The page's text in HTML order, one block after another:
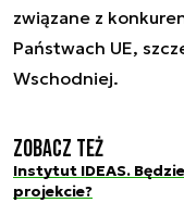
związane z
Państwach UE,
Wschodniej.
Zobacz też
Instytut IDEAS.
projekcie?